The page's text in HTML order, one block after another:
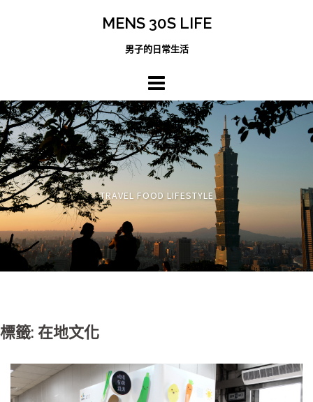
MENS 30S LIFE
男子的日常生活
TRAVEL FOOD LIFESTYLE
標籤: 在地文化